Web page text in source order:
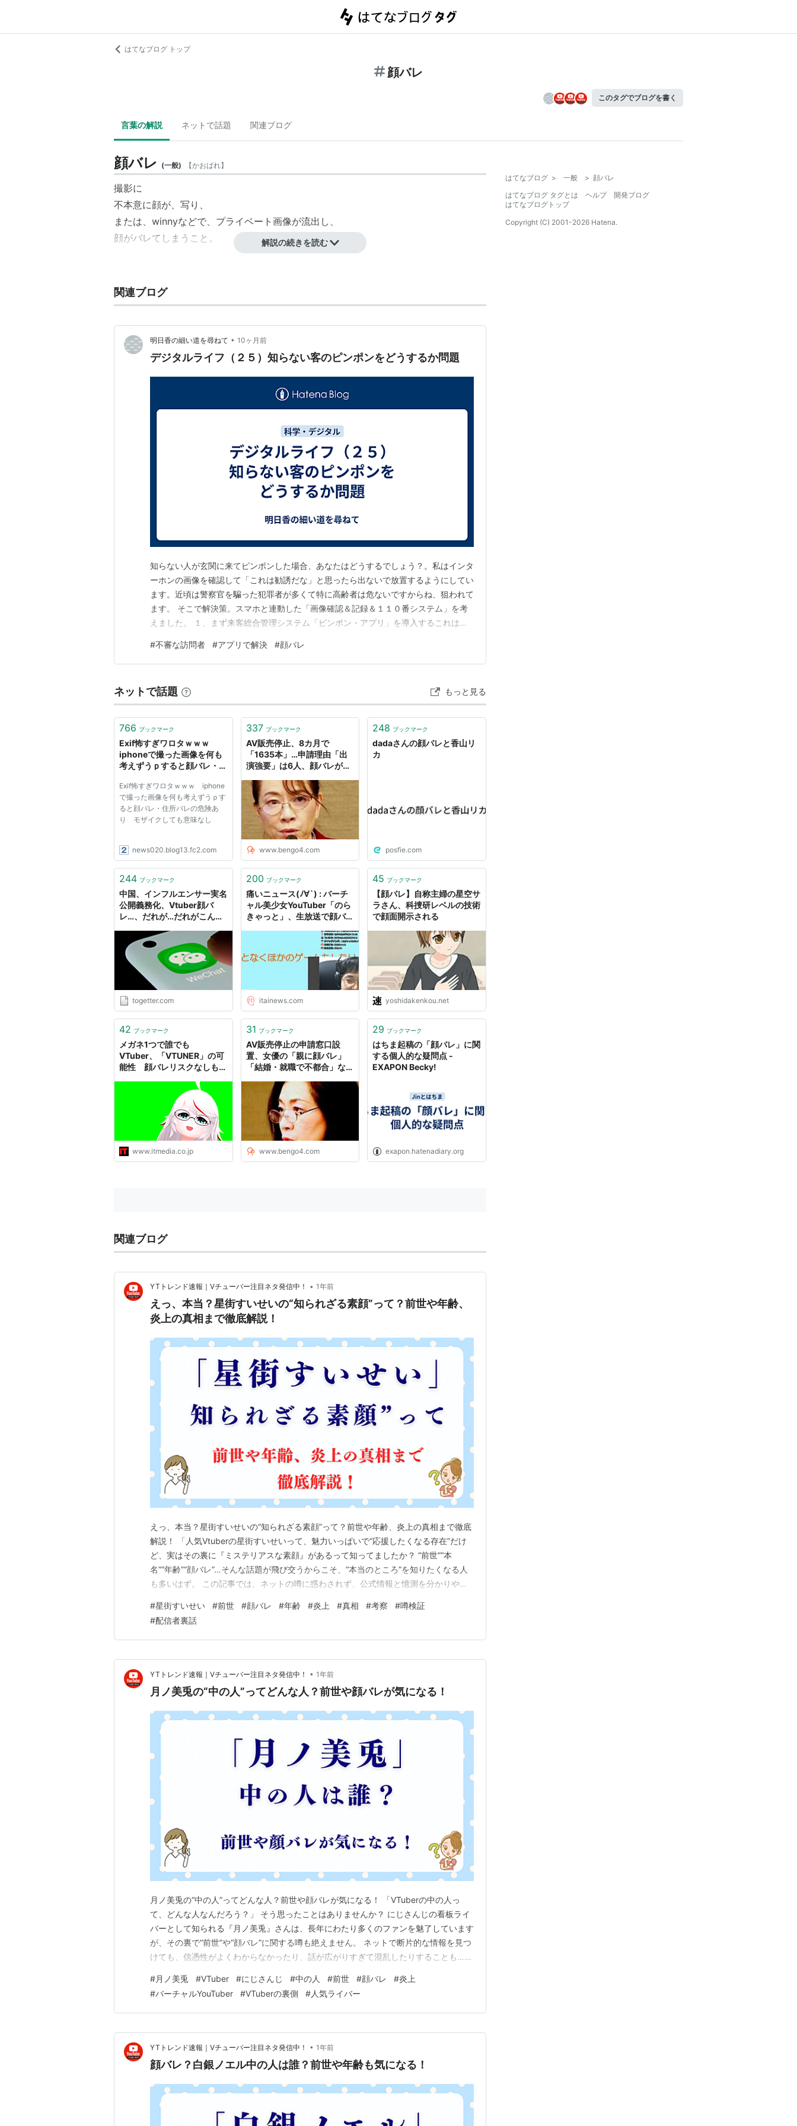
はてなブログ トップ
顔バレ
このタグでブログを書く
言葉の解説 ネットで話題 関連ブログ
顔バレ (一般) 【かおばれ】
撮影に
不本意に顔が、写り、
または、winnyなどで、 プライベート画像が流出し、
顔がバレてしまうこと。
解説の続きを読む
関連ブログ
明日香の細い道を尋ねて • 10ヶ月前
デジタルライフ（２５）知らない客のピンポンをどうするか問題
知らない人が玄関に来てピンポンした場合、あなたはどうするでしょう？。私はインタ
ーホンの画像を確認して「これは勧誘だな」と思ったら出ないで放置するようにしてい
ます。近頃は警察官を騙った犯罪者が多くて特に高齢者は危ないですからね、狙われて
ます。 そこで解決策。スマホと連動した「画像確認＆記録＆１１０番システム」を考
えました。 １、まず来客総合管理システム「ピンポン・アプリ」を導入するこれは警
SECOM などは「何かが起こった」後に駆けつける仕組みですが、このピンポン・アプ
リは何かが起きる「前に」ブロックする点が違います…
#不審な訪問者 #アプリで解決 #顔バレ
ネットで話題 もっと見る
766 ブックマーク
Exif怖すぎワロタｗｗｗ
iphoneで撮った画像を何も
考えずうｐすると顔バレ・住
しても意味なし
Exif怖すぎワロタｗｗｗ iphone
で撮った画像を何も考えずうｐす
ると顔バレ・住所バレの危険あ
り モザイクしても意味なし
news020.blog13.fc2.com
337 ブックマーク
AV販売停止、8カ月で
「1635本」…申請理由「出
演強要」は6人、顔バレが最
www.bengo4.com
248 ブックマーク
dadaさんの顔バレと香山リ
カ
posfie.com
244 ブックマーク
中国、インフルエンサー実名
公開義務化、Vtuber顔バ
レ…、だれが…だれがこんな
togetter.com
200 ブックマーク
痛いニュース(ﾉ∀`) : バーチ
ャル美少女YouTuber「のら
きゃっと」、生放送で顔バ
itainews.com
45 ブックマーク
【顔バレ】自称主婦の星空サ
ラさん、科捜研レベルの技術
で顔面開示される
yoshidakenkou.net
42 ブックマーク
メガネ1つで誰でも
VTuber、「VTUNER」の可
能性 顔バレリスクなしも表
www.itmedia.co.jp
31 ブックマーク
AV販売停止の申請窓口設
置、女優の「親に顔バレ」
「結婚・就職で不都合」など
ュース
www.bengo4.com
29 ブックマーク
はちま起稿の「顔バレ」に関
する個人的な疑問点 -
EXAPON Becky!
exapon.hatenadiary.org
関連ブログ
YTトレンド速報｜Vチューバー注目ネタ発信中！ • 1年前
えっ、本当？星街すいせいの“知られざる素顔”って？前世や年齢、
炎上の真相まで徹底解説！
えっ、本当？星街すいせいの“知られざる素顔”って？前世や年齢、炎上の真相まで徹底
解説！ 「人気Vtuberの星街すいせいって、魅力いっぱいで“応援したくなる存在”だけ
ど、実はその裏に『ミステリアスな素顔』があるって知ってましたか？ “前世”“本
名”“年齢”“顔バレ”…そんな話題が飛び交うからこそ、“本当のところ”を知りたくなる人
も多いはず。 この記事では、ネットの噂に惑わされず、公式情報と憶測を分かりやす
る頃には、「噂って意外とあいまいだったんだ…」とスッキリすること間違いなし。
それでは、“すいせいワールド”の裏側…
#星街すいせい #前世 #顔バレ #年齢 #炎上 #真相 #考察 #噂検証
#配信者裏話
YTトレンド速報｜Vチューバー注目ネタ発信中！ • 1年前
月ノ美兎の“中の人”ってどんな人？前世や顔バレが気になる！
月ノ美兎の“中の人”ってどんな人？前世や顔バレが気になる！ 「VTuberの中の人っ
て、どんな人なんだろう？」 そう思ったことはありませんか？ にじさんじの看板ライ
バーとして知られる『月ノ美兎』さんは、長年にわたり多くのファンを魅了しています
が、その裏で“前世”や“顔バレ”に関する噂も絶えません。 ネットで断片的な情報を見つ
けても、信憑性がよくわからなかったり、話が広がりすぎて混乱したりすることも…。
るポイントをやさしく整理してみました！ そもそもVTuberの“中の人”や“前世”とは何
でしょうか？ これは、キャラ…
#月ノ美兎 #VTuber #にじさんじ #中の人 #前世 #顔バレ #炎上
#バーチャルYouTuber #VTuberの裏側 #人気ライバー
YTトレンド速報｜Vチューバー注目ネタ発信中！ • 1年前
顔バレ？白銀ノエル中の人は誰？前世や年齢も気になる！
はてなブログ > 一般 > 顔バレ
はてなブログ タグとは
ヘルプ
開発ブログ
はてなブログトップ
Copyright (C) 2001-2026 Hatena.